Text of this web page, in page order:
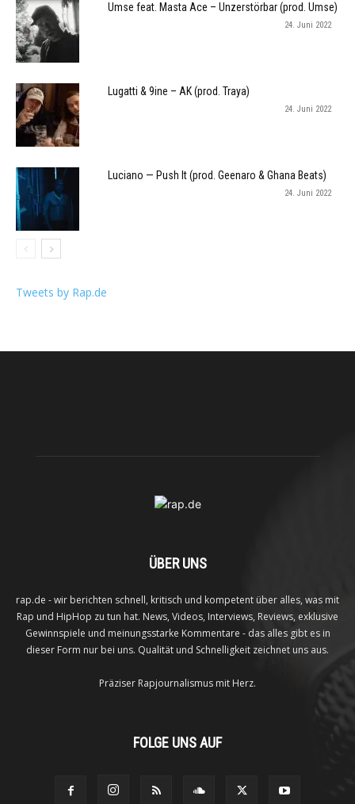
Umse feat. Masta Ace – Unzerstörbar (prod. Umse)
24. Juni 2022
Lugatti & 9ine – AK (prod. Traya)
24. Juni 2022
Luciano — Push It (prod. Geenaro & Ghana Beats)
24. Juni 2022
Tweets by Rap.de
ÜBER UNS
rap.de - wir berichten schnell, kritisch und kompetent über alles, was mit
Rap und HipHop zu tun hat. News, Videos, Interviews, Reviews, exklusive
Gewinnspiele und meinungsstarke Kommentare - das alles gibt es in
dieser Form nur bei uns. Qualität und Schnelligkeit zeichnet uns aus.
Präziser Rapjournalismus mit Herz.
FOLGE UNS AUF